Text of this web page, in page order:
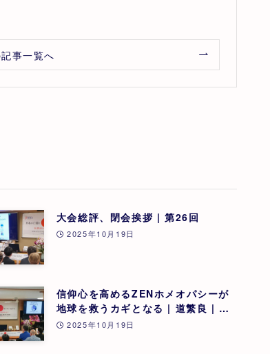
事一覧へ
大会総評、閉会挨拶 | 第26回
2025年10月19日
信仰心を高めるZENホメオパシーが
地球を救うカギとなる | 道繁良 | 第
26回
2025年10月19日